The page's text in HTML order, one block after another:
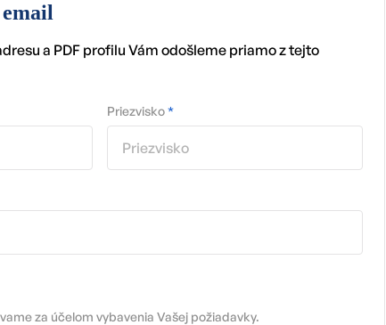
a PDF profilu Vám odošleme priamo z tejto
Priezvisko*
za účelom vybavenia Vašej požiadavky.